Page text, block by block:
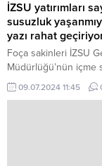
İZSU yatırımları
susuzluk
yazı rahat
Foça sakinleri İZSU
Müdürlüğü’nün içme
yatırımları sayesinde
sıkıntısı
09.07.2024 11:45